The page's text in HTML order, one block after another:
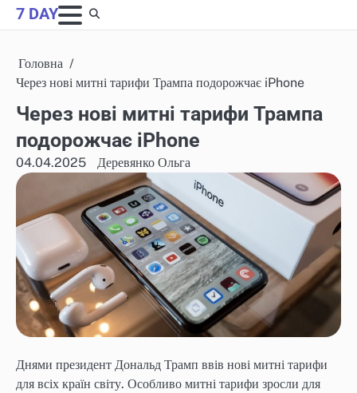
Skip
to
7 DAY
Головна
Через нові митні тарифи Трампа подорожчає iPhone
Через нові митні тарифи Трампа
подорожчає iPhone
04.04.2025 Деревянко Ольга
Днями президент Дональд Трамп ввів нові митні тарифи
для всіх країн світу. Особливо митні тарифи зросли для